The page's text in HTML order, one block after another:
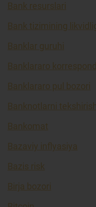
Bank resurslari
Bank tizimining
Banklar guruhi
Banklararo
Banklararo pul bozori
Banknotlarni tekshirish
Bankomat
Bazaviy inflyasiya
Bazis risk
Birja bozori